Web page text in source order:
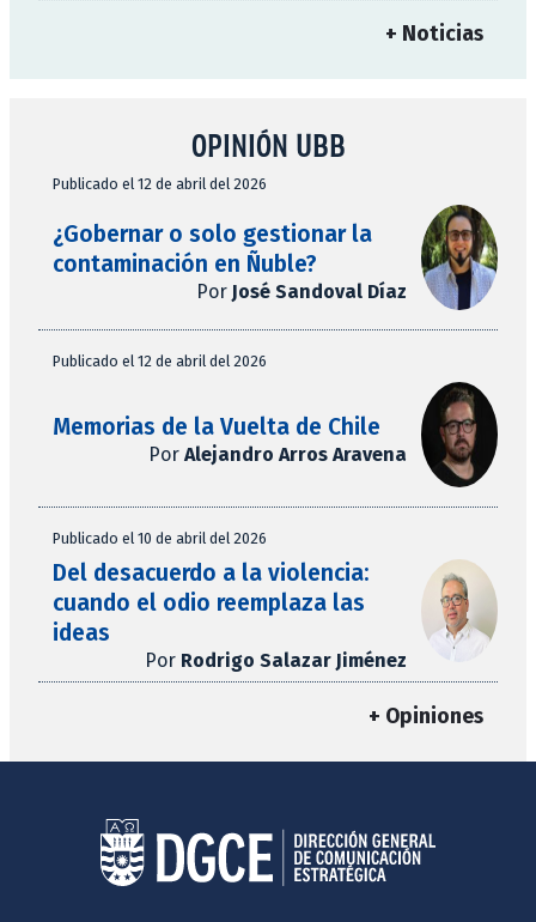
+ Noticias
OPINIÓN UBB
Publicado el 12 de abril del 2026
¿Gobernar o solo gestionar la
contaminación en Ñuble?
Por José Sandoval Díaz
Publicado el 12 de abril del 2026
Memorias de la Vuelta de Chile
Por Alejandro Arros Aravena
Publicado el 10 de abril del 2026
Del desacuerdo a la violencia:
cuando el odio reemplaza las
ideas
Por Rodrigo Salazar Jiménez
+ Opiniones